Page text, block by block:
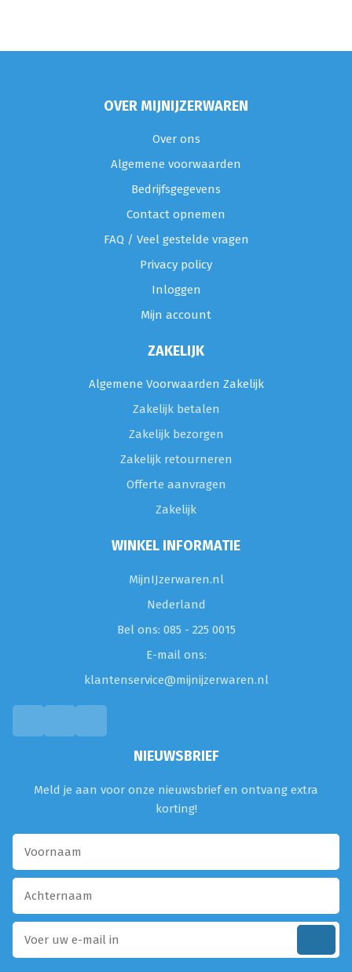
OVER MIJNIJZERWAREN
Over ons
Algemene voorwaarden
Bedrijfsgegevens
Contact opnemen
FAQ / Veel gestelde vragen
Privacy policy
Inloggen
Mijn account
ZAKELIJK
Algemene Voorwaarden Zakelijk
Zakelijk betalen
Zakelijk bezorgen
Zakelijk retourneren
Offerte aanvragen
Zakelijk
WINKEL INFORMATIE
MijnIJzerwaren.nl
Nederland
Bel ons: 085 - 225 0015
E-mail ons:
klantenservice@mijnijzerwaren.nl
NIEUWSBRIEF
Meld je aan voor onze nieuwsbrief en ontvang extra
korting!